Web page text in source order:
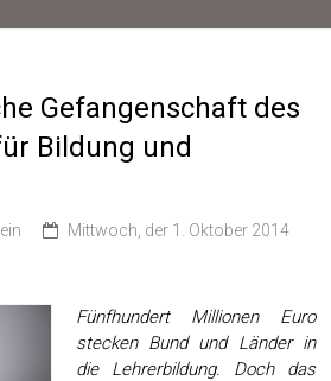
Gefangenschaft des
Bildung und
Mittwoch, der 1. Oktober 2014
Fünfhundert Millionen Euro
stecken Bund und Länder in
die Lehrerbildung. Doch das